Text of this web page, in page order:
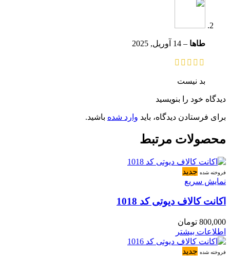
طاها – 14 آوریل, 2025
بد نیست
دیدگاه خود را بنویسید
برای فرستادن دیدگاه، باید وارد شده باشید.
محصولات مرتبط
فروخته شده جدید
نمایش سریع
اکانت کالاف دیوتی کد 1018
800,000 تومان
اطلاعات بیشتر
فروخته شده جدید